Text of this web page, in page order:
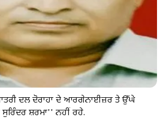
ਦਲ ਦੋਰਾਹਾ ਦੇ ਆਰਗੇਨਾਈਜ਼ਰ ਤੇ ਉੱਘੇ
ਸ਼ਰਮਾ'' ਨਹੀਂ ਰਹੇ.